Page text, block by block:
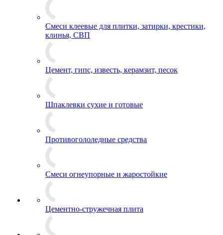
Смеси клеевые для плитки, затирки, крестики,
клинья, СВП
Цемент, гипс, известь, керамзит, песок
Шпаклевки сухие и готовые
Противогололедные средства
Смеси огнеупорные и жаростойкие
Цементно-стружечная плита